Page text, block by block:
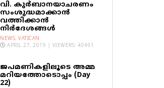
വി. കുര്‍ബാനയാചരണം
സംശുദ്ധമാക്കാന്‍
വത്തിക്കാന്‍
നിര്‍ദേശങ്ങള്‍
NEWS, VATICAN
APRIL 27, 2019 | VIEWERS: 40491
ജപമണികളിലൂടെ അമ്മ
മറിയത്തോടൊപ്പം (Day
22)